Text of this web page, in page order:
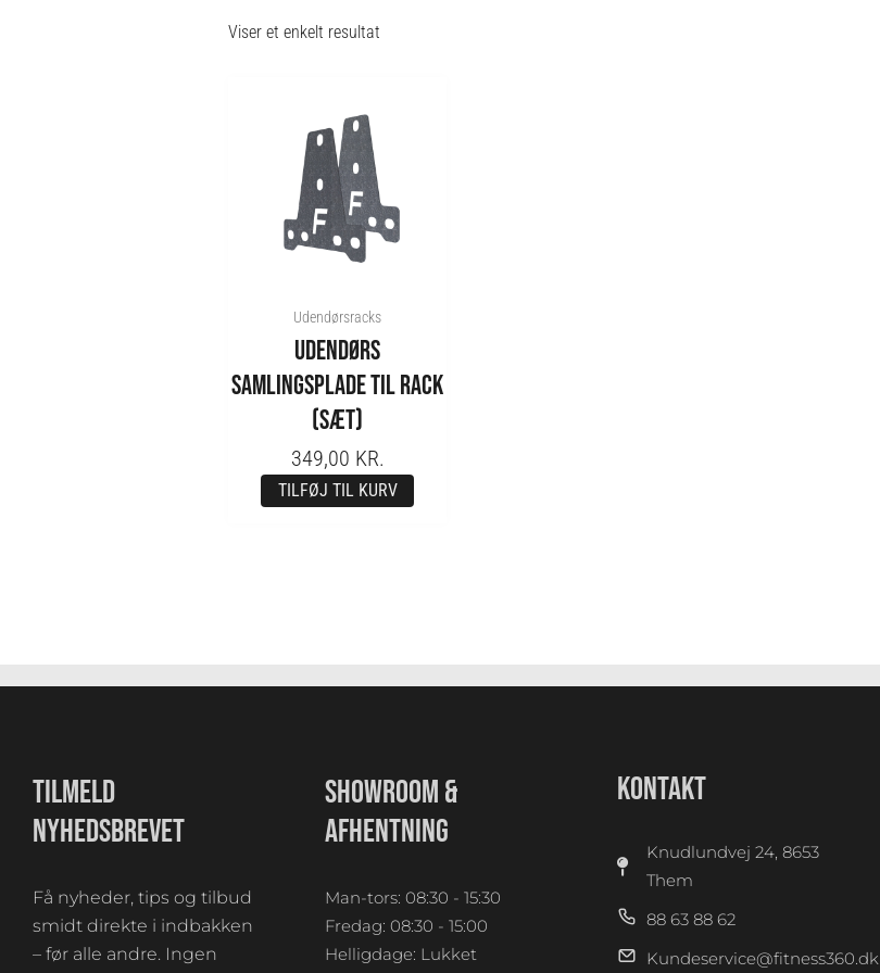
Viser et enkelt resultat
Udendørsracks
UDENDØRS
SAMLINGSPLADE TIL RACK
(SÆT)
349,00 KR.
TILFØJ TIL KURV
TILMELD
NYHEDSBREVET
Få nyheder, tips og tilbud
smidt direkte i indbakken
– før alle andre. Ingen
SHOWROOM &
AFHENTNING
Man-tors: 08:30 - 15:30
Fredag: 08:30 - 15:00
Helligdage: Lukket
KONTAKT
Knudlundvej 24, 8653
Them
88 63 88 62
Kundeservice@fitness360.dk